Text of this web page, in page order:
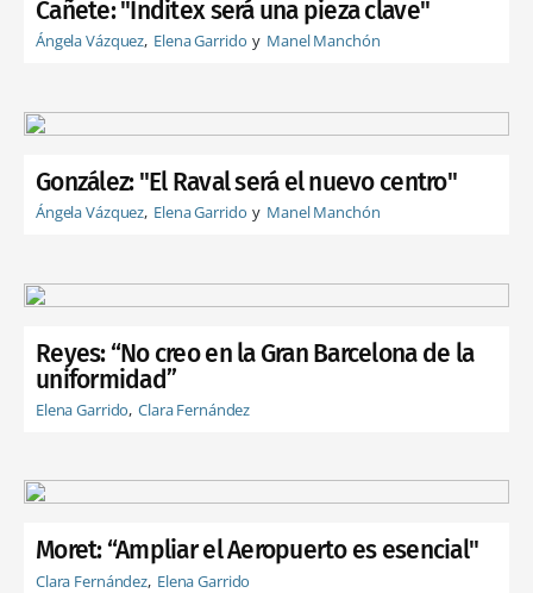
Cañete: "Inditex será una pieza clave"
Ángela Vázquez Elena Garrido Manel Manchón
González: "El Raval será el nuevo centro"
Ángela Vázquez Elena Garrido Manel Manchón
Reyes: “No creo en la Gran Barcelona de la
uniformidad”
Elena Garrido Clara Fernández
Moret: “Ampliar el Aeropuerto es esencial"
Clara Fernández Elena Garrido